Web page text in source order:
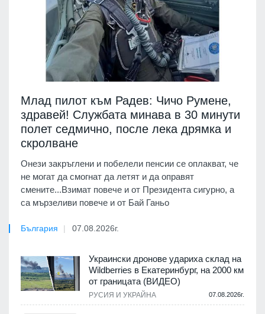
Млад пилот към Радев: Чичо Румене,
здравей! Службата минава в 30 минути
полет седмично, после лека дрямка и
скролване
Онези закръглени и побелели пенсии се оплакват, че
не могат да смогнат да летят и да оправят
смените...Взимат повече и от Президента сигурно, а
са мързеливи повече и от Бай Ганьо
България 07.08.2026г.
Украински дронове удариха склад на
Wildberries в Екатеринбург, на 2000 км
от границата (ВИДЕО)
РУСИЯ И УКРАЙНА 07.08.2026г.